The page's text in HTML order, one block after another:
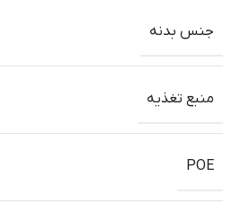
جنس بدنه
منبع تغذیه
POE